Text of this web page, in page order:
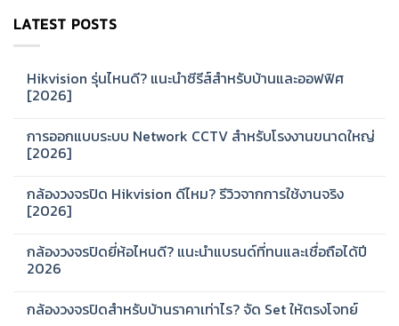
LATEST POSTS
Hikvision รุ่นไหนดี? แนะนำซีรีส์สำหรับบ้านและออฟฟิศ
[2026]
on
Hikvision
รุ่น
แนะนำ
ซี
รีส์
และ
ออฟฟิศ
[2026]
การออกแบบระบบ Network CCTV สำหรับโรงงานขนาดใหญ่
[2026]
on
การ
ออกแบบ
CCTV
สำหรับ
โรงงาน
[2026]
กล้องวงจรปิด Hikvision ดีไหม? รีวิวจากการใช้งานจริง
[2026]
on
กล้อง
วงจรปิด
ไหม?
กล้องวงจรปิดยี่ห้อไหนดี? แนะนำแบรนด์ที่ทนและเชื่อถือได้ปี
2026
on
กล้องวงจรปิดสำหรับบ้านราคาเท่าไร? จัด Set ให้ตรงโจทย์